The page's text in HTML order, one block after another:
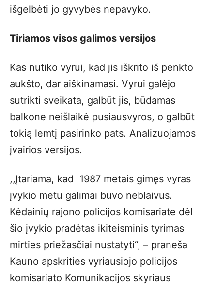
išgelbėti jo gyvybės nepavyko.
Tiriamos visos galimos versijos
Kas nutiko vyrui, kad jis iškrito iš penkto
aukšto, dar aiškinamasi. Vyrui galėjo
sutrikti sveikata, galbūt jis, būdamas
balkone neišlaikė pusiausvyros, o galbūt
tokią lemtį pasirinko pats. Analizuojamos
įvairios versijos.
,,Įtariama, kad 1987 metais gimęs vyras
įvykio metu galimai buvo neblaivus.
Kėdainių rajono policijos komisariate dėl
šio įvykio pradėtas ikiteisminis tyrimas
mirties priežasčiai nustatyti“, – praneša
Kauno apskrities vyriausiojo policijos
komisariato Komunikacijos skyriaus